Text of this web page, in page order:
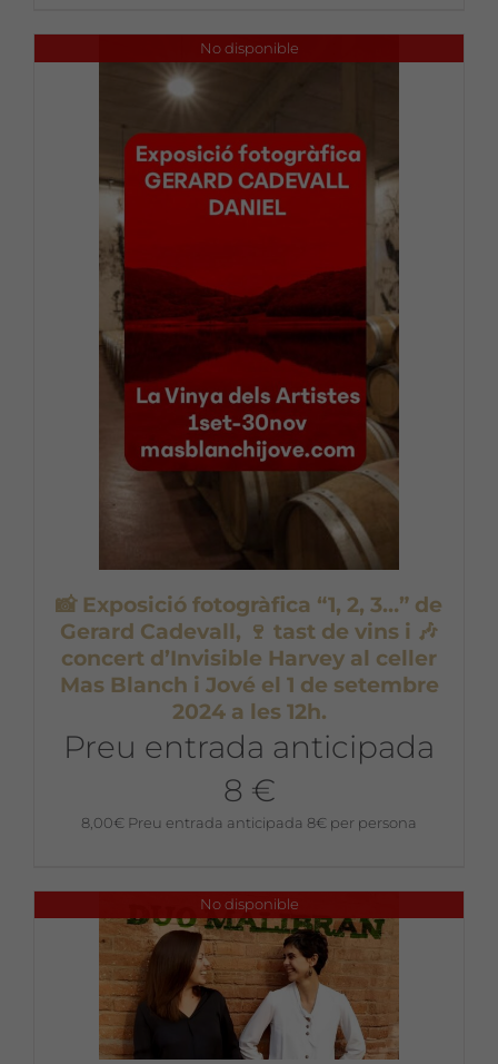
No disponible
📸 Exposició fotogràfica “1, 2, 3…” de
Gerard Cadevall, 🍷 tast de vins i 🎶
concert d’Invisible Harvey al celler
Mas Blanch i Jové el 1 de setembre
2024 a les 12h.
Preu entrada anticipada
8 €
8,00€ Preu entrada anticipada 8€ per persona
No disponible